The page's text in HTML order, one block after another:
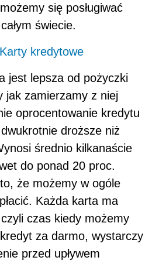
się posługiwać
świecie.
Karty kredytowe
jest lepsza od pożyczki
jak zamierzamy z niej
oprocentowanie kredytu
droższe niż
średnio kilkanaście
do ponad 20 proc.
że możemy w ogóle
Każda karta ma
czas kiedy możemy
za darmo, wystarczy
przed upływem